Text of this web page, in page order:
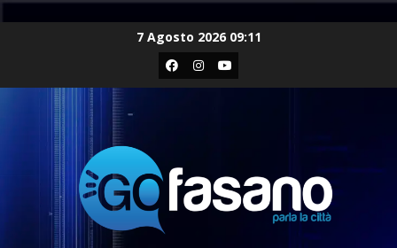
7 Agosto 2026 09:11
Facebook
Instagram
Youtube